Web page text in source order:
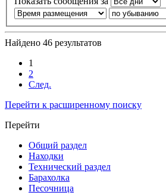
Найдено 46 результатов
1
2
След.
Перейти к расширенному поиску
Перейти
Общий раздел
Находки
Технический раздел
Барахолка
Песочница